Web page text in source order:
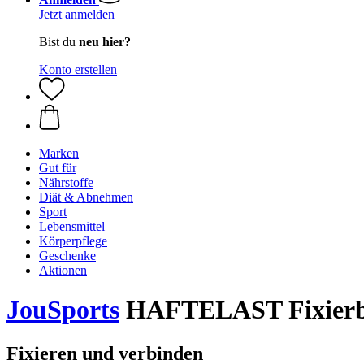
Jetzt anmelden
Bist du neu hier?
Konto erstellen
Marken
Gut für
Nährstoffe
Diät & Abnehmen
Sport
Lebensmittel
Körperpflege
Geschenke
Aktionen
JouSports HAFTELAST
Fixieren und verbinden